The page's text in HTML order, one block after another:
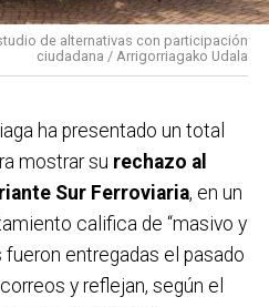
de alternativas con participación
ciudadana / Arrigorriagako Udala
ha presentado un total
mostrar su rechazo al
Sur Ferroviaria, en un
califica de “masivo y
entregadas el pasado
y reflejan, según el